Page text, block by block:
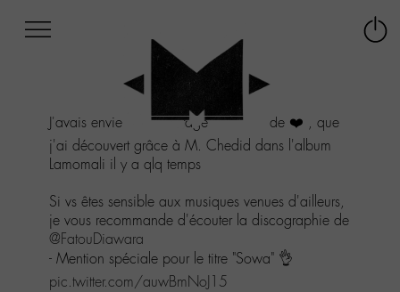
au
menu
Aller
contenu
Aller
recherche
J'avais envie de vs partager un coup de ❤️ , que
j'ai découvert grâce à M. Chedid dans l'album
Lamomali il y a qlq temps
Si vs êtes sensible aux musiques venues d'ailleurs,
je vous recommande d'écouter la discographie de
@FatouDiawara
- Mention spéciale pour le titre "Sowa" 👌
pic.twitter.com/auwBmNoJ15